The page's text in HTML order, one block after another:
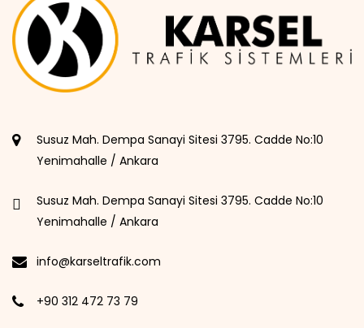
Susuz Mah. Dempa Sanayi Sitesi 3795. Cadde No:10
Yenimahalle / Ankara
Susuz Mah. Dempa Sanayi Sitesi 3795. Cadde No:10
Yenimahalle / Ankara
info@karseltrafik.com
+90 312 472 73 79